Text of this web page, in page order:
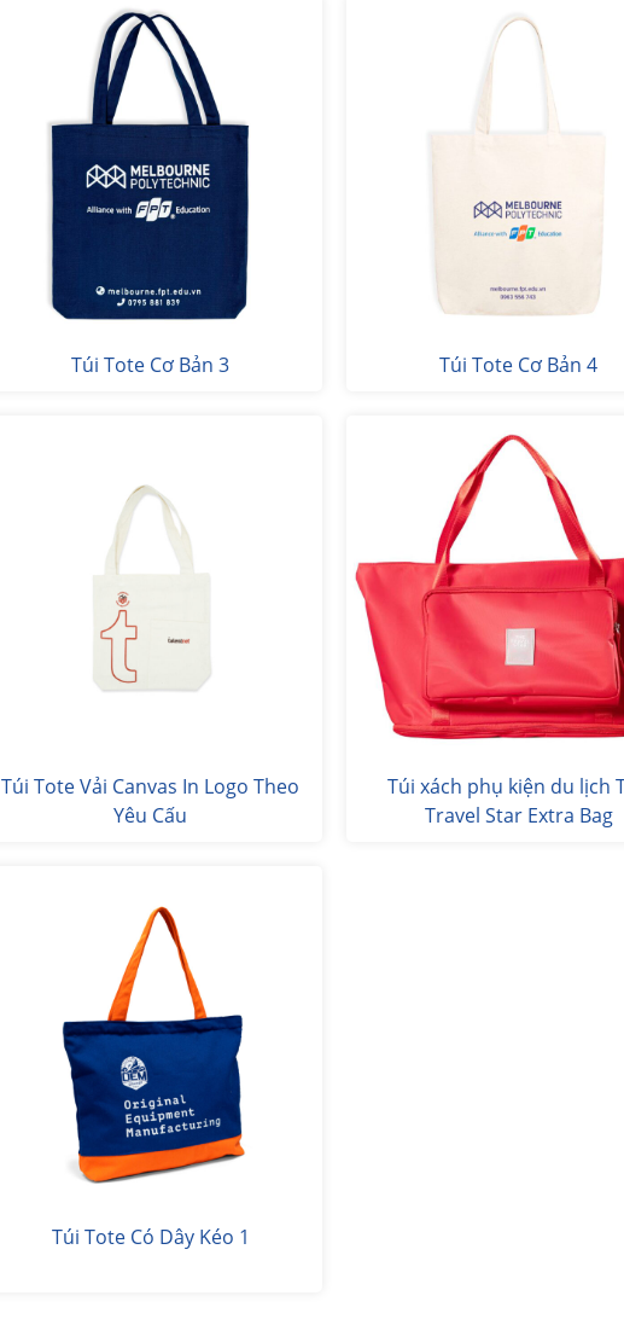
Túi Tote Cơ Bản 3 Túi Tote Cơ Bản 4
Túi Tote Vải Canvas In Logo Theo
Yêu Cấu
Túi xách phụ kiện du lịch
Travel Star Extra Bag
Túi Tote Có Dây Kéo 1